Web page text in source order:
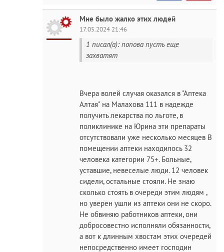
Мне было жалко этих людей
17.05.2024 21:46
1 писал(а): попова пусть еще
захватят
Вчера волей случая оказался в "Аптека
Алтая" на Малахова 111 в надежде
получить лекарства по льготе, в
поликлинике на Юрина эти препараты
отсутствовали уже несколько месяцев В
помещении аптеки находилось 32
человека категории 75+. Больные,
уставшие, невеселые люди. 12 человек
сидели, остальные стояли. Не знаю
сколько стоять в очереди этим людям ,
но уверен ушли из аптеки они не скоро.
Не обвиняю работников аптеки, они
добросовестно исполняли обязанности,
а вот к длинным хвостам этих очередей
непосредственно имеет господин